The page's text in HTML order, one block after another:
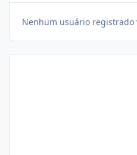
Nenhum usuário registrado